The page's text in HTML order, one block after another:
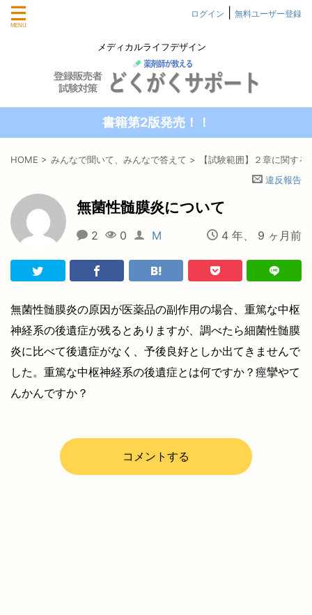
メディカルライフデザイン
ログイン 無料ユーザー登録
書籍第2版発売！！
HOME > みんなで聞いて、みんなで答えて >
【試験範囲】２章に関する
違反報告
無菌性髄膜炎について
2 0 M 4 年、 9 ヶ月前
無菌性髄膜炎の原因が医薬品の副作用の場合、重篤な中枢
神経系の後遺症が残るとありますが、調べたら細菌性髄膜
炎に比べて後遺症がなく、予後良好としか出てきませんで
した。重篤な中枢神経系の後遺症とは何ですか？痙攣やて
んかんですか？
コメントする